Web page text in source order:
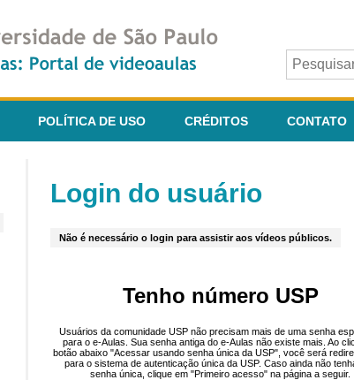
POLÍTICA DE USO CRÉDITOS CONTATO
Login do usuário
Não é necessário o login para assistir aos vídeos públicos.
Tenho número USP
Usuários da comunidade USP não precisam mais de uma senha
para o e-Aulas. Sua senha antiga do e-Aulas não existe mais. Ao
botão abaixo "Acessar usando senha única da USP", você será
para o sistema de autenticação única da USP. Caso ainda não
senha única, clique em "Primeiro acesso" na página a seguir.